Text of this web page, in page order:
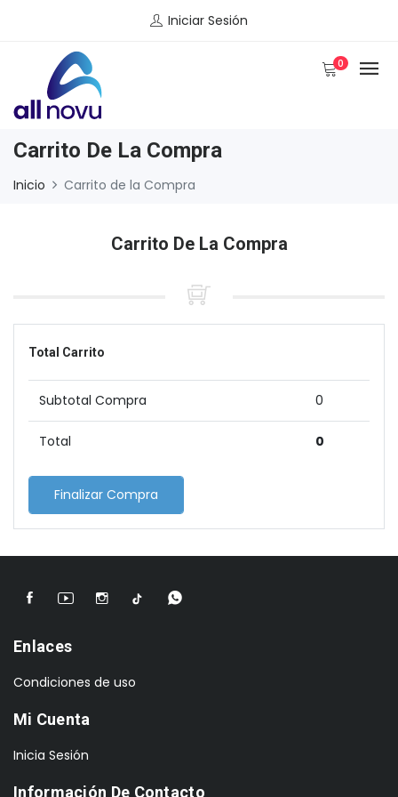
Iniciar Sesión
0
Carrito De La Compra
Inicio Carrito de la Compra
Carrito De La Compra
Total Carrito
Subtotal Compra 0
Total 0
Finalizar Compra
Enlaces
Condiciones de uso
Mi Cuenta
Inicia Sesión
Información De Contacto